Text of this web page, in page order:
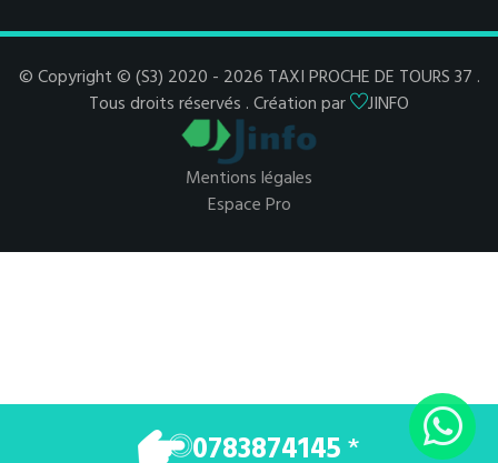
© Copyright © (S3) 2020 - 2026 TAXI PROCHE DE TOURS 37 .
Tous droits réservés . Création par
JINFO
Mentions légales
Espace Pro
0783874145*